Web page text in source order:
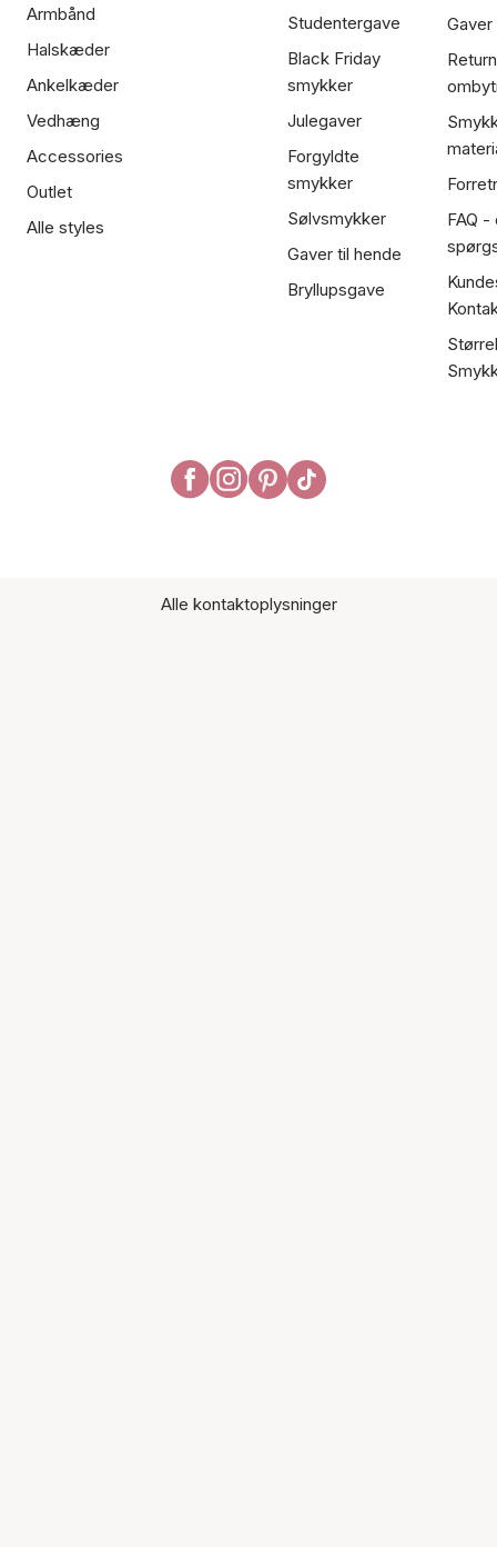
Armbånd
Halskæder
Ankelkæder
Vedhæng
Accessories
Outlet
Alle styles
Studentergave
Black Friday
smykker
Julegaver
Forgyldte
smykker
Sølvsmykker
Gaver til hende
Bryllupsgave
FAQ
Alle kontaktoplysninger